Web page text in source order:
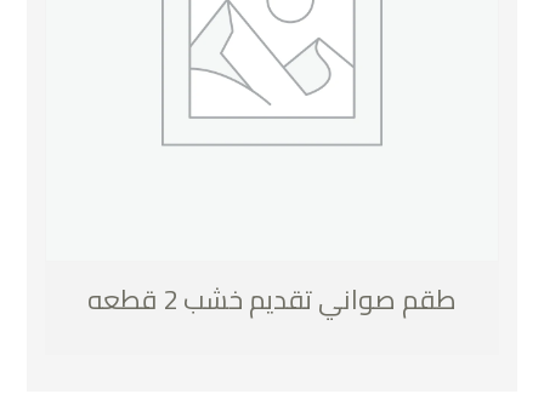
طقم صواني تقديم خشب 2 قطعه